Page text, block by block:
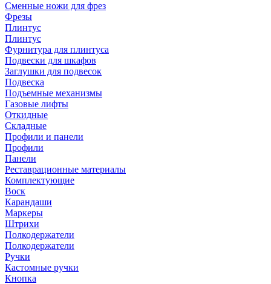
Сменные ножи для фрез
Фрезы
Плинтус
Плинтус
Фурнитура для плинтуса
Подвески для шкафов
Заглушки для подвесок
Подвеска
Подъемные механизмы
Газовые лифты
Откидные
Складные
Профили и панели
Профили
Панели
Реставрационные материалы
Комплектующие
Воск
Карандаши
Маркеры
Штрихи
Полкодержатели
Полкодержатели
Ручки
Кастомные ручки
Кнопка